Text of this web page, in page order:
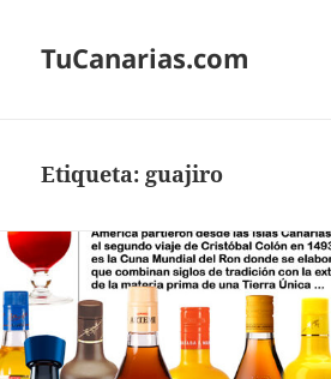
TuCanarias.com
Etiqueta: guajiro